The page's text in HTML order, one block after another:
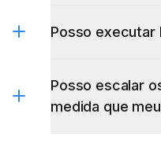
Posso escalar